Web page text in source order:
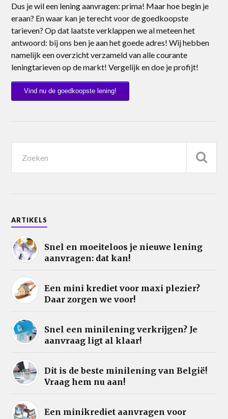
Dus je wil een lening aanvragen: prima! Maar hoe begin je
eraan? En waar kan je terecht voor de goedkoopste
tarieven? Op dat laatste verklappen we al meteen het
antwoord: bij ons ben je aan het goede adres! Wij hebben
namelijk een overzicht verzameld van alle courante
leningtarieven op de markt! Vergelijk en doe je profijt!
Vind nu de goedkoopste lening!
ARTIKELS
Snel en moeiteloos je nieuwe lening
aanvragen: dat kan!
Een mini krediet voor maxi plezier?
Daar zorgen we voor!
Snel een minilening verkrijgen? Je
aanvraag ligt al klaar!
Dit is de beste minilening van België!
Vraag hem nu aan!
Een minikrediet aanvragen voor